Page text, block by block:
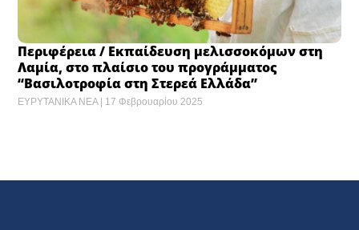
Περιφέρεια / Εκπαίδευση μελισσοκόμων στη
Λαμία, στο πλαίσιο του προγράμματος
“Βασιλοτροφία στη Στερεά Ελλάδα”
ΕΥΡΥΤΑΝΙΚΑ ΝΕΑ 17 Φεβρουαρίου 2025